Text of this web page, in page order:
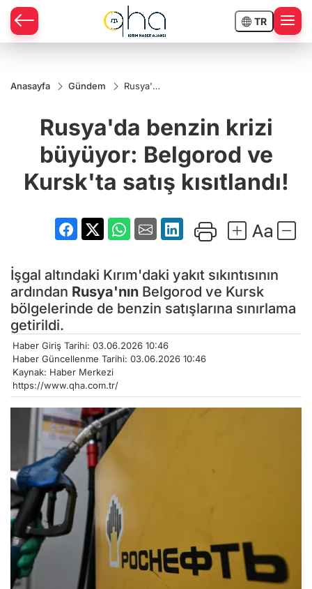
TR
Anasayfa Gündem
Rusya'da
büyüyor:
Belgorod
Kursk'ta
satış
kısıtlandı!
Rusya'da benzin krizi
büyüyor: Belgorod ve
Kursk'ta satış kısıtlandı!
İşgal altındaki Kırım'daki yakıt sıkıntısının
ardından Rusya'nın Belgorod ve Kursk
bölgelerinde de benzin satışlarına sınırlama
getirildi.
Haber Giriş Tarihi: 03.06.2026 10:46
Haber Güncellenme Tarihi: 03.06.2026 10:46
Kaynak: Haber Merkezi
https://www.qha.com.tr/